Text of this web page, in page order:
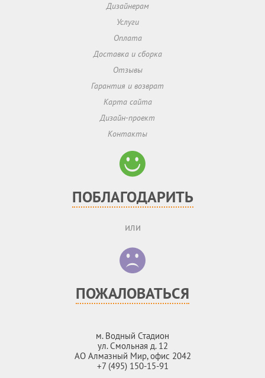
Дизайнерам
Услуги
Оплата
Доставка и сборка
Отзывы
Гарантия и возврат
Карта сайта
Дизайн-проект
Контакты
ПОБЛАГОДАРИТЬ
или
ПОЖАЛОВАТЬСЯ
м. Водный Стадион
ул. Смольная д. 12
АО Алмазный Мир, офис 2042
+7 (495) 150-15-91